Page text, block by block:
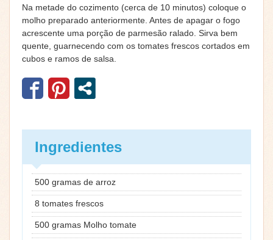
Na metade do cozimento (cerca de 10 minutos) coloque o
molho preparado anteriormente. Antes de apagar o fogo
acrescente uma porção de parmesão ralado. Sirva bem
quente, guarnecendo com os tomates frescos cortados em
cubos e ramos de salsa.
Ingredientes
500 gramas de arroz
8 tomates frescos
500 gramas Molho tomate